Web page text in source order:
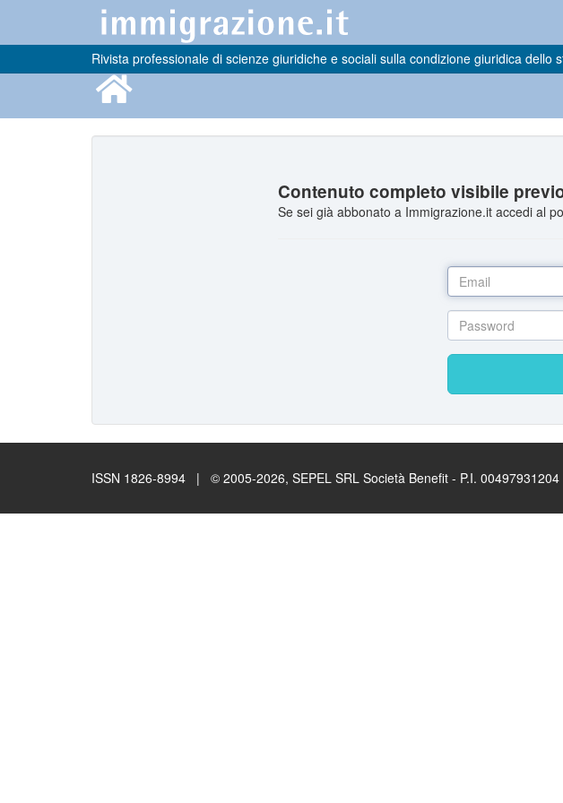
Rivista professionale di scienze giuridiche e sociali sulla condizione giuridica dello
Contenuto completo visibile
Se sei già abbonato a Immigrazione.it accedi al
ISSN 1826-8994 | © 2005-2026, SEPEL SRL Società Benefit - P.I. 00497931204